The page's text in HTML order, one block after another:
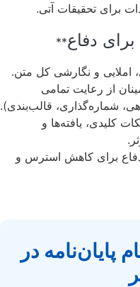
برای تحقیقات آتی.
**
املایی و نگارشی کل متن.
از رعایت تمامی
شماره‌گذاری، قالب‌بندی).
کلیدی، یافته‌ها و
برای کاهش استرس و
پایان‌نامه در